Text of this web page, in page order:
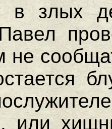
в злых
не
или